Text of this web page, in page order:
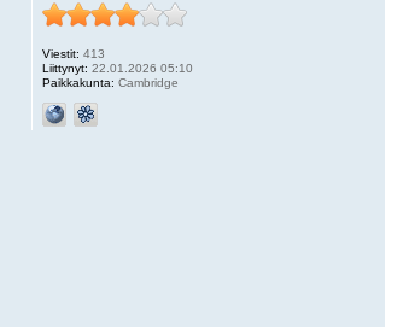
Viestit: 413
Liittynyt: 22.01.2026 05:10
Paikkakunta: Cambridge